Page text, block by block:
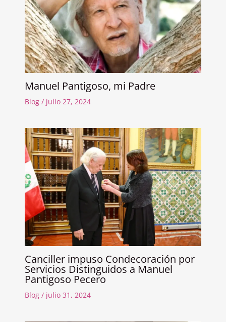
Manuel Pantigoso, mi Padre
Blog/ julio 27, 2024
Canciller impuso Condecoración por
Servicios Distinguidos a Manuel
Pantigoso Pecero
Blog/ julio 31, 2024